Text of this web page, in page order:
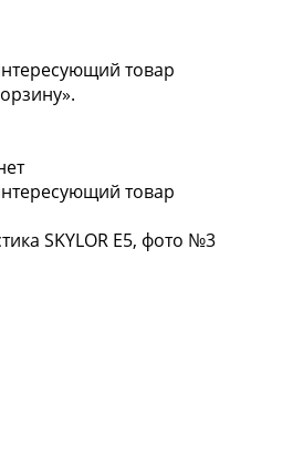
товар
товар